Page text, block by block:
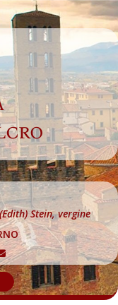
Stein, vergine